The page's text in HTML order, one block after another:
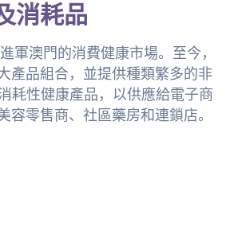
消耗品
軍澳門的消費健康市場。至今，
產品組合，並提供種類繁多的非
耗性健康產品，以供應給電子商
容零售商、社區藥房和連鎖店。